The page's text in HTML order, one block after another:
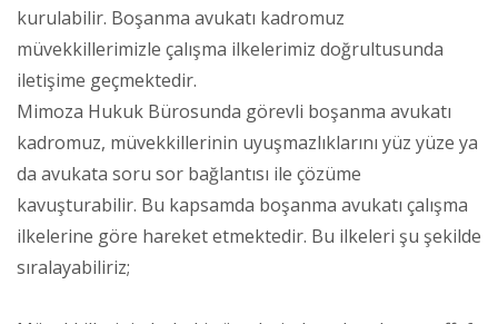
kurulabilir. Boşanma avukatı kadromuz
müvekkillerimizle çalışma ilkelerimiz doğrultusunda
iletişime geçmektedir.
Mimoza Hukuk Bürosunda görevli boşanma avukatı
kadromuz, müvekkillerinin uyuşmazlıklarını yüz yüze ya
da avukata soru sor bağlantısı ile çözüme
kavuşturabilir. Bu kapsamda boşanma avukatı çalışma
ilkelerine göre hareket etmektedir. Bu ilkeleri şu şekilde
sıralayabiliriz;